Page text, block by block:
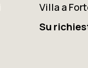
Villa a
Su